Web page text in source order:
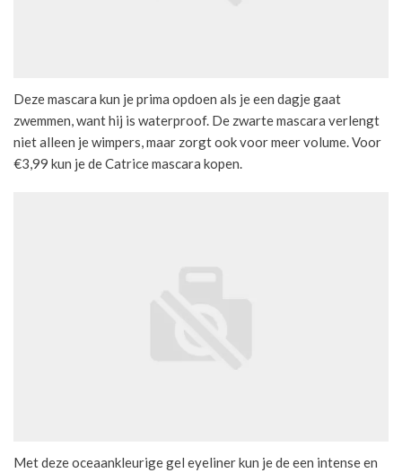
Deze mascara kun je prima opdoen als je een dagje gaat
zwemmen, want hij is waterproof. De zwarte mascara verlengt
niet alleen je wimpers, maar zorgt ook voor meer volume. Voor
€3,99 kun je de Catrice mascara kopen.
Met deze oceaankleurige gel eyeliner kun je de een intense en